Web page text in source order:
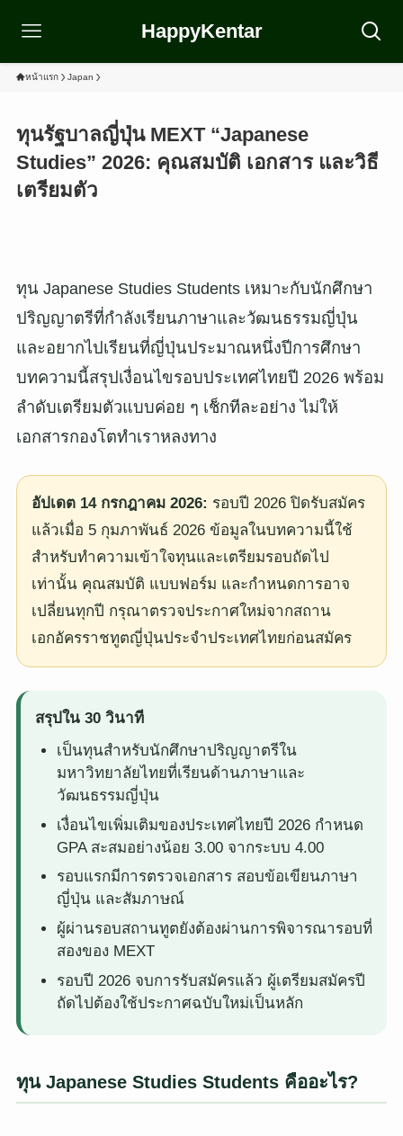
HappyKentar
หน้าแรก Japan
ทุนรัฐบาลญี่ปุ่น MEXT “Japanese
Studies” 2026: คุณสมบัติ เอกสาร และวิธี
เตรียมตัว
ทุน Japanese Studies Students เหมาะกับนักศึกษา
ปริญญาตรีที่กำลังเรียนภาษาและวัฒนธรรมญี่ปุ่น
และอยากไปเรียนที่ญี่ปุ่นประมาณหนึ่งปีการศึกษา
บทความนี้สรุปเงื่อนไขรอบประเทศไทยปี 2026 พร้อม
ลำดับเตรียมตัวแบบค่อย ๆ เช็กทีละอย่าง ไม่ให้
เอกสารกองโตทำเราหลงทาง
อัปเดต 14 กรกฎาคม 2026: รอบปี 2026 ปิดรับสมัคร
แล้วเมื่อ 5 กุมภาพันธ์ 2026 ข้อมูลในบทความนี้ใช้
สำหรับทำความเข้าใจทุนและเตรียมรอบถัดไป
เท่านั้น คุณสมบัติ แบบฟอร์ม และกำหนดการอาจ
เปลี่ยนทุกปี กรุณาตรวจประกาศใหม่จากสถาน
เอกอัครราชทูตญี่ปุ่นประจำประเทศไทยก่อนสมัคร
สรุปใน 30 วินาที
เป็นทุนสำหรับนักศึกษาปริญญาตรีใน
มหาวิทยาลัยไทยที่เรียนด้านภาษาและ
วัฒนธรรมญี่ปุ่น
เงื่อนไขเพิ่มเติมของประเทศไทยปี 2026 กำหนด
GPA สะสมอย่างน้อย 3.00 จากระบบ 4.00
รอบแรกมีการตรวจเอกสาร สอบข้อเขียนภาษา
ญี่ปุ่น และสัมภาษณ์
ผู้ผ่านรอบสถานทูตยังต้องผ่านการพิจารณารอบที่
สองของ MEXT
รอบปี 2026 จบการรับสมัครแล้ว ผู้เตรียมสมัครปี
ถัดไปต้องใช้ประกาศฉบับใหม่เป็นหลัก
ทุน Japanese Studies Students คืออะไร?